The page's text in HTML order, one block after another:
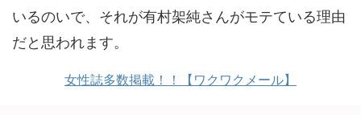
いるのいで、それが有村架純さんがモテている理由
だと思われます。
女性誌多数掲載！！【ワクワクメール】